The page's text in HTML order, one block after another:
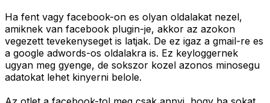
Ha fent vagy facebook-on es olyan oldalakat nezel,
amiknek van facebook plugin-je, akkor az azokon
vegezett tevekenyseget is latjak. De ez igaz a gmail-re es
a google adwords-os oldalakra is. Ez keyloggernek
ugyan meg gyenge, de sokszor kozel azonos minosegu
adatokat lehet kinyerni belole.